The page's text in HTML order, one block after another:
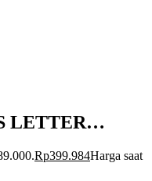
LETTER…
Rp399.984Harga saat